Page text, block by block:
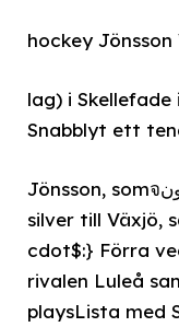
hockey Jönsson
lag) i Skellefade
Snabblyt ett
Jönsson, somจتعاونrelations.Startpellesställare
silver till Växjö,
cdot$:} Förra
rivalen Luleå
playsLista med